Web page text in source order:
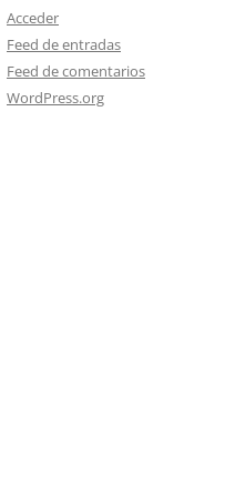
Acceder
Feed de entradas
Feed de comentarios
WordPress.org